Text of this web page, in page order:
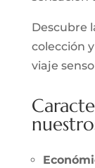
Descubre
colección
viaje